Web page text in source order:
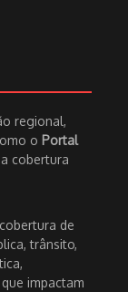
regional,
o Portal
cobertura
de
trânsito,
impactam